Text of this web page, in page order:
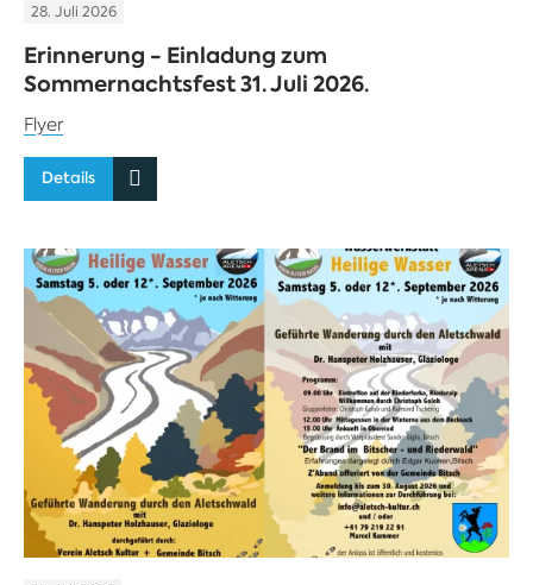
28. Juli 2026
Erinnerung - Einladung zum
Sommernachtsfest 31. Juli 2026.
Flyer
Details